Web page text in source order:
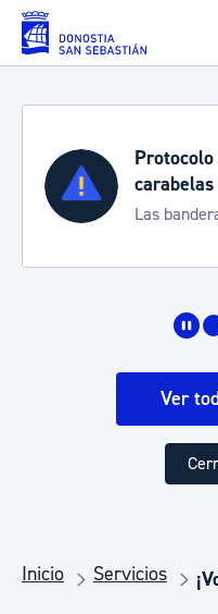
Saltar al contenido
carabelas
Las
Ver
Inicio Servicios